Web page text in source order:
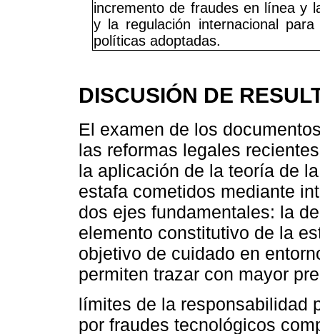
incremento de fraudes en línea y
y la regulación internacional
políticas adoptadas.
DISCUSIÓN DE
El examen de los
las reformas legales
la aplicación de la teoría de
estafa cometidos mediante
dos ejes fundamentales: la
elemento constitutivo de la
objetivo de cuidado en
permiten trazar con mayor
límites de la responsabilidad
por fraudes tecnológicos